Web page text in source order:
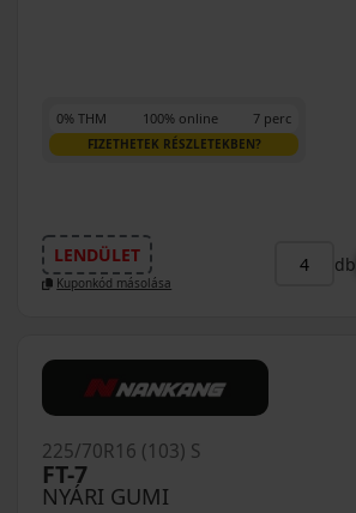
0% THM 100% online 7 perc
FIZETHETEK RÉSZLETEKBEN?
LENDÜLET
Kuponkód másolása
db
NYÁRI GUMI
FT-7
225/70R16 (103) S